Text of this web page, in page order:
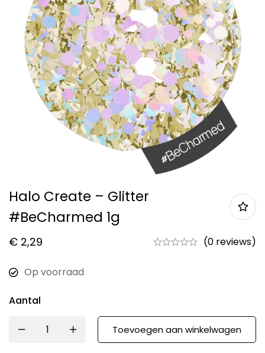
Halo Create – Glitter
#BeCharmed 1g
€ 2,29 (0 reviews)
Op voorraad
Aantal
Toevoegen aan winkelwagen